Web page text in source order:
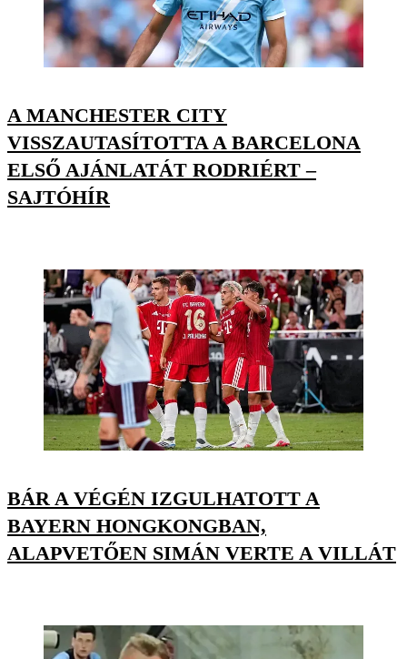
A MANCHESTER CITY
VISSZAUTASÍTOTTA A BARCELONA
ELSŐ AJÁNLATÁT RODRIÉRT –
SAJTÓHÍR
BÁR A VÉGÉN IZGULHATOTT A
BAYERN HONGKONGBAN,
ALAPVETŐEN SIMÁN VERTE A VILLÁT